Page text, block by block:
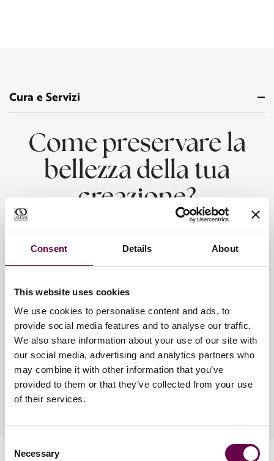
Consent Details About
This website uses cookies
We use cookies to personalise content and ads, to
provide social media features and to analyse our traffic.
We also share information about your use of our site with
our social media, advertising and analytics partners who
may combine it with other information that you’ve
provided to them or that they’ve collected from your use
of their services.
Selection
Necessary
Cura e Servizi
Come preservare la
bellezza della tua
creazione?
processo meticoloso.
Per mantenere al meglio la tua creazione, segui le indicazioni
riportate di seguito.
Scopri come preservare il tuo gioiello